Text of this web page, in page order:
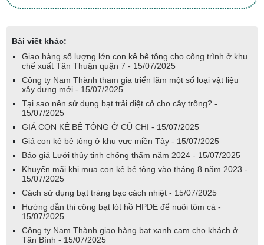
Bài viết khác:
Giao hàng số lượng lớn con kê bê tông cho công trình ở khu
chế xuất Tân Thuận quận 7 - 15/07/2025
Công ty Nam Thành tham gia triển lãm một số loại vật liệu
xây dựng mới - 15/07/2025
Tại sao nên sử dụng bạt trải diệt cỏ cho cây trồng? -
15/07/2025
GIÁ CON KÊ BÊ TÔNG Ở CỦ CHI - 15/07/2025
Giá con kê bê tông ở khu vực miền Tây - 15/07/2025
Báo giá Lưới thủy tinh chống thấm năm 2024 - 15/07/2025
Khuyến mãi khi mua con kê bê tông vào tháng 8 năm 2023 -
15/07/2025
Cách sử dụng bạt tráng bạc cách nhiệt - 15/07/2025
Hướng dẫn thi công bạt lót hồ HPDE để nuôi tôm cá -
15/07/2025
Công ty Nam Thành giao hàng bạt xanh cam cho khách ở
Tân Bình - 15/07/2025